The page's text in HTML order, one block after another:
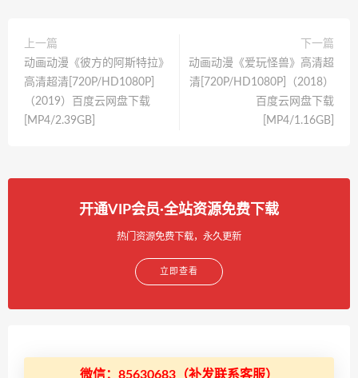
上一篇
动画动漫《彼方的阿斯特拉》
高清超清[720P/HD1080P]
（2019）百度云网盘下载
[MP4/2.39GB]
下一篇
动画动漫《爱玩怪兽》高清超
清[720P/HD1080P]（2018）
百度云网盘下载
[MP4/1.16GB]
开通VIP会员·全站资源免费下载
热门资源免费下载，永久更新
立即查看
微信：85630683（补发联系客服）